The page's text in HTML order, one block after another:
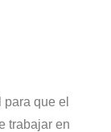
que el
trabajar en